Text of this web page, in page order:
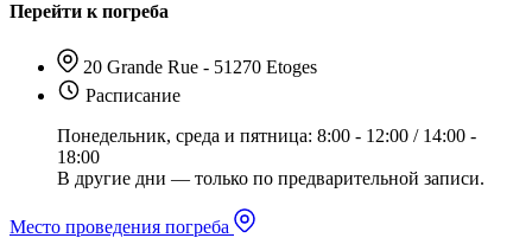
Перейти к погреба
20 Grande Rue - 51270 Etoges
Расписание
Понедельник, среда и пятница: 8:00 - 12:00 / 14:00 -
18:00
В другие дни — только по предварительной записи.
Место проведения погреба